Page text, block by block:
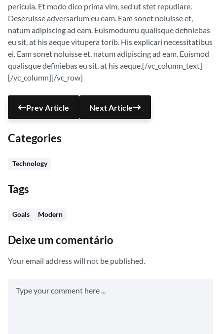
pericula. Et modo dico prima vim, sed ut stet repudiare.
Deseruisse adversarium eu eam. Eam sonet noluisse et,
natum adipiscing ad eam. Euismodumu qualisque definiebas
eu sit, at his aeque vitupera torib. His explicari necessitatibus
ei. Eam sonet noluisse et, natum adipiscing ad eam. Euismod
qualisque definiebas eu sit, at his aeque.[/vc_column_text]
[/vc_column][/vc_row]
Prev Article Next Article
Categories
Technology
Tags
Goals Modern
Deixe um comentário
Your email address will not be published.